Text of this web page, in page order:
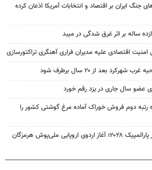
جنگ ایران بر اقتصاد و انتخابات آمریکا اذعان کرده
ساله بر اثر غرق شدگی در میبد
اقتصادی علیه مدیران فراری آهنگری تراکتورسازی
بعد از ۲۰ سال برطرف شود
عضو سال جاری در یزد رقم خورد
رتبه دوم فروش خوراک آماده مرغ گوشتی کشور را
اروپایی ملی‌پوش هرمزگان